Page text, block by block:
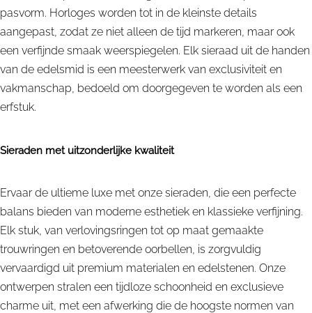
pasvorm. Horloges worden tot in de kleinste details
aangepast, zodat ze niet alleen de tijd markeren, maar ook
een verfijnde smaak weerspiegelen. Elk sieraad uit de handen
van de edelsmid is een meesterwerk van exclusiviteit en
vakmanschap, bedoeld om doorgegeven te worden als een
erfstuk.
Sieraden met uitzonderlijke kwaliteit
Ervaar de ultieme luxe met onze sieraden, die een perfecte
balans bieden van moderne esthetiek en klassieke verfijning.
Elk stuk, van verlovingsringen tot op maat gemaakte
trouwringen en betoverende oorbellen, is zorgvuldig
vervaardigd uit premium materialen en edelstenen. Onze
ontwerpen stralen een tijdloze schoonheid en exclusieve
charme uit, met een afwerking die de hoogste normen van